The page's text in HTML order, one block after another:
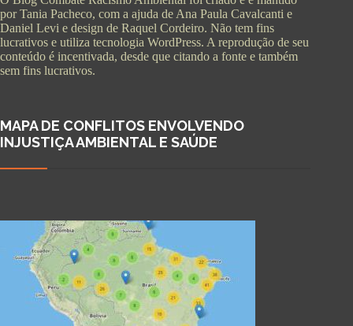
por Tania Pacheco, com a ajuda de Ana Paula Cavalcanti e
Daniel Levi e design de Raquel Cordeiro. Não tem fins
lucrativos e utiliza tecnologia WordPress. A reprodução de seu
conteúdo é incentivada, desde que citando a fonte e também
sem fins lucrativos.
MAPA DE CONFLITOS ENVOLVENDO
INJUSTIÇA AMBIENTAL E SAÚDE